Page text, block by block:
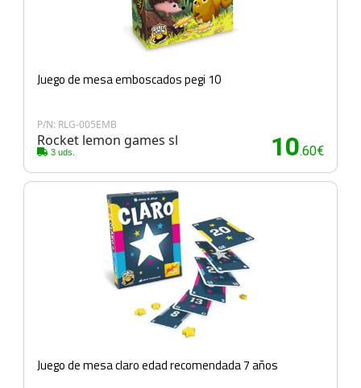
Juego de mesa emboscados pegi 10
P/N: RLG-005EMB
Rocket lemon games sl
3 uds. 10.60€
Juego de mesa claro edad recomendada 7 años